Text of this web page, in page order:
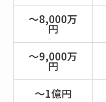
～8,000万
円
～9,000万
円
～1億円